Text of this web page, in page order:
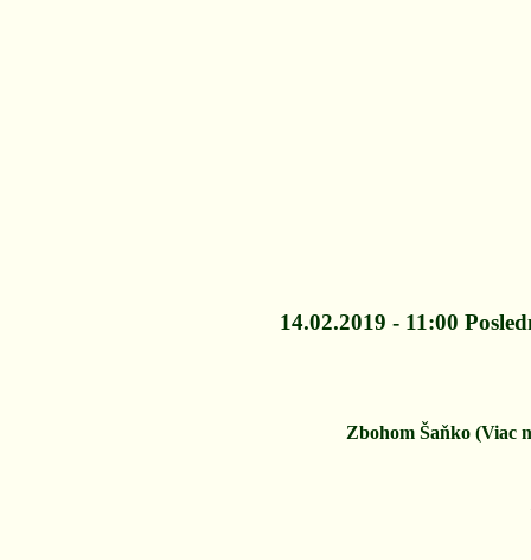
14.02.2019 - 11:00
Zbohom Šaňko (Viac